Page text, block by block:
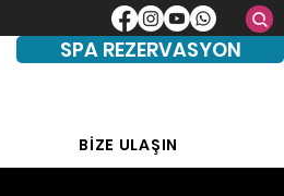
SPA REZERVASYON
BİZE ULAŞIN